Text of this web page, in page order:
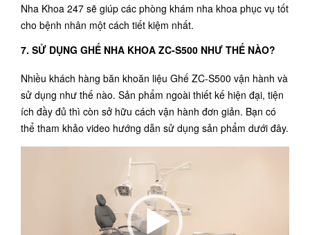
Nha Khoa 247 sẽ giúp các phòng khám nha khoa phục vụ tốt
cho bệnh nhân một cách tiết kiệm nhất.
7. SỬ DỤNG GHẾ NHA KHOA ZC-S500 NHƯ THẾ NÀO?
Nhiều khách hàng băn khoăn liệu Ghế ZC-S500 vận hành và
sử dụng như thế nào. Sản phẩm ngoài thiết kế hiện đại, tiện
ích đầy đủ thì còn sở hữu cách vận hành đơn giản. Bạn có
thể tham khảo video hướng dẫn sử dụng sản phẩm dưới đây.